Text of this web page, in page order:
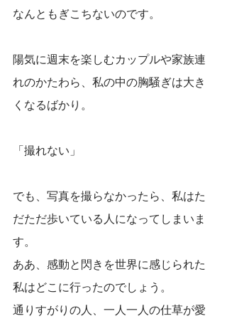
なんともぎこちないのです。
陽気に週末を楽しむカップルや家族連
れのかたわら、私の中の胸騒ぎは大き
くなるばかり。
「撮れない」
でも、写真を撮らなかったら、私はた
だただ歩いている人になってしまいま
す。
ああ、感動と閃きを世界に感じられた
私はどこに行ったのでしょう。
通りすがりの人、一人一人の仕草が愛